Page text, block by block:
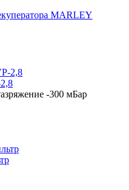
MARLEY
-300 мБар